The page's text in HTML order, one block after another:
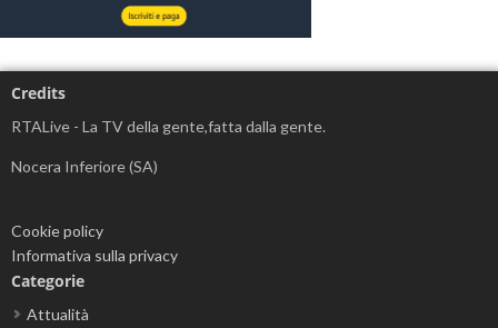
Credits
RTALive - La TV della gente,fatta dalla gente.
Nocera Inferiore (SA)
Cookie policy
Informativa sulla privacy
Categorie
Attualità